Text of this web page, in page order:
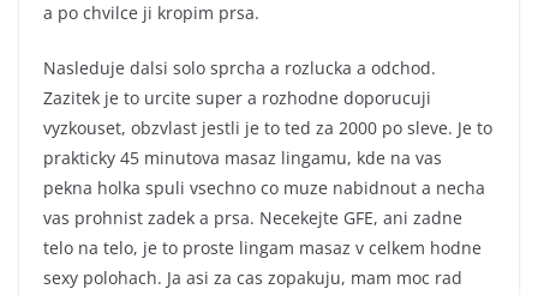
a po chvilce ji kropim prsa.
Nasleduje dalsi solo sprcha a rozlucka a odchod.
Zazitek je to urcite super a rozhodne doporucuji
vyzkouset, obzvlast jestli je to ted za 2000 po sleve. Je to
prakticky 45 minutova masaz lingamu, kde na vas
pekna holka spuli vsechno co muze nabidnout a necha
vas prohnist zadek a prsa. Necekejte GFE, ani zadne
telo na telo, je to proste lingam masaz v celkem hodne
sexy polohach. Ja asi za cas zopakuju, mam moc rad